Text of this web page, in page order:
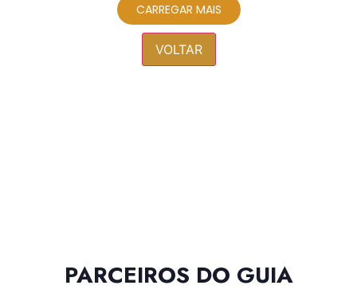
CARREGAR MAIS
VOLTAR
PARCEIROS DO GUIA